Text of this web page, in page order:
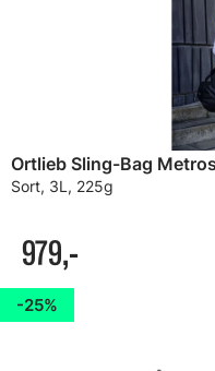
Ortlieb Sling-Bag
Sort, 3L, 225g
979,-
25%